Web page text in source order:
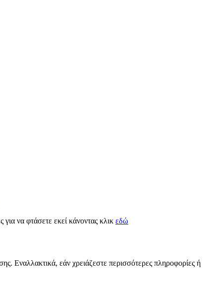
για να φτάσετε εκεί κάνοντας κλικ εδώ
Εναλλακτικά, εάν χρειάζεστε περισσότερες πληροφορίες ή